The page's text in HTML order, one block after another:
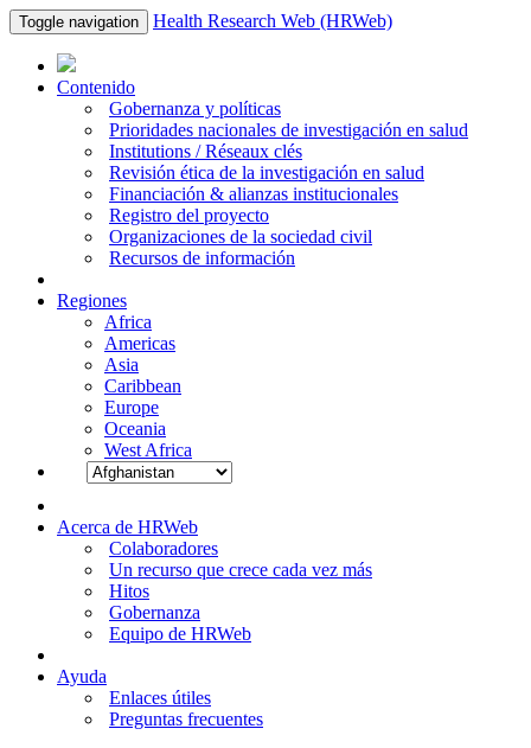
Toggle navigation Health Research Web (HRWeb)
Contenido
Gobernanza y políticas
Prioridades nacionales de investigación en salud
Institutions / Réseaux clés
Revisión ética de la investigación en salud
Financiación & alianzas institucionales
Registro del proyecto
Organizaciones de la sociedad civil
Recursos de información
Regiones
Africa
Americas
Asia
Caribbean
Europe
Oceania
West Africa
Acerca de HRWeb
Colaboradores
Un recurso que crece cada vez más
Hitos
Gobernanza
Equipo de HRWeb
Ayuda
Enlaces útiles
Preguntas frecuentes